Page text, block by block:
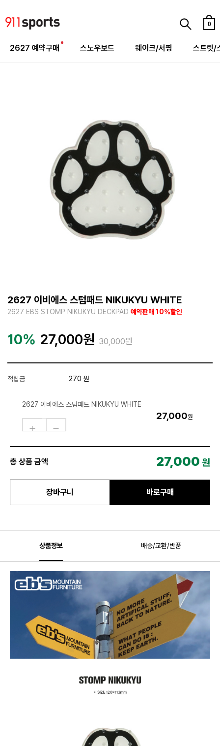
0
2627 예약구매 스노우보드 웨이크/서핑 스트릿/
2627 이비에스 스텀패드 NIKUKYU WHITE
2627 EBS STOMP NIKUKYU DECKPAD 예약판매 10%할인
10% 27,000원 30,000원
적립금 270 원
2627 이비에스 스텀패드 NIKUKYU WHITE
27,000원
총 상품 금액 27,000 원
장바구니 바로구매
상품정보 배송/교환/반품